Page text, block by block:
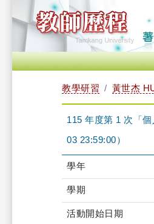
教學研習 黃世杰
115 年度第 1 次「
03 23:59:00）
學年
學期
活動開始日期